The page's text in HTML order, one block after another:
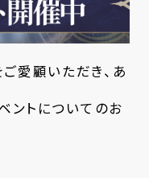
愛顧いただき、あ
ントについてのお